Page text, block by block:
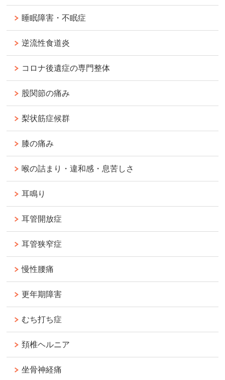
睡眠障害・不眠症
逆流性食道炎
コロナ後遺症の専門整体
股関節の痛み
梨状筋症候群
膝の痛み
喉の詰まり・違和感・息苦しさ
耳鳴り
耳管開放症
耳管狭窄症
慢性腰痛
更年期障害
むち打ち症
頚椎ヘルニア
坐骨神経痛